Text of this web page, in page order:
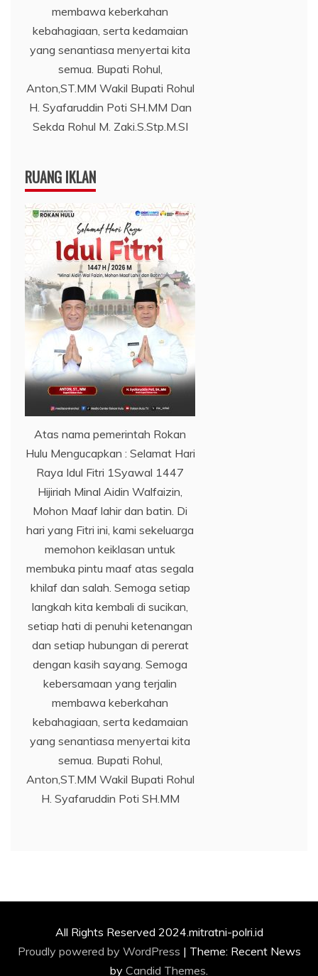
membawa keberkahan
kebahagiaan, serta kedamaian
yang senantiasa menyertai kita
semua. Bupati Rohul,
Anton,ST.MM Wakil Bupati Rohul
H. Syafaruddin Poti SH.MM Dan
Sekda Rohul M. Zaki.S.Stp.M.SI
RUANG IKLAN
Atas nama pemerintah Rokan
Hulu Mengucapkan : Selamat Hari
Raya Idul Fitri 1Syawal 1447
Hijiriah Minal Aidin Walfaizin,
Mohon Maaf lahir dan batin. Di
hari yang Fitri ini, kami sekeluarga
memohon keiklasan untuk
membuka pintu maaf atas segala
khilaf dan salah. Semoga setiap
langkah kita kembali di sucikan,
setiap hati di penuhi ketenangan
dan setiap hubungan di pererat
dengan kasih sayang. Semoga
kebersamaan yang terjalin
membawa keberkahan
kebahagiaan, serta kedamaian
yang senantiasa menyertai kita
semua. Bupati Rohul,
Anton,ST.MM Wakil Bupati Rohul
H. Syafaruddin Poti SH.MM
All Rights Reserved 2024.mitratni-polri.id
Proudly powered by WordPress | Theme: Recent News
by Candid Themes.